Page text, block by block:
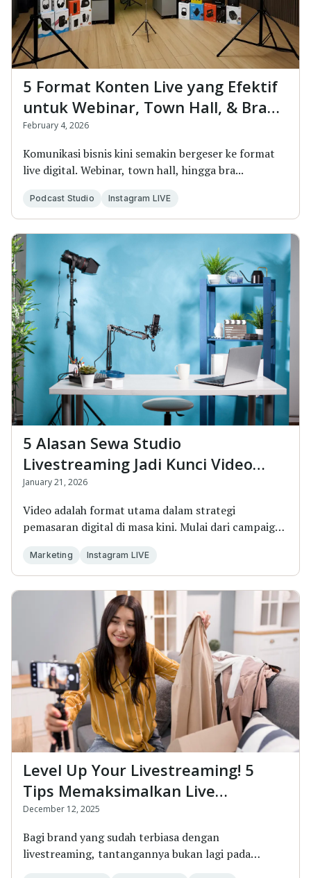
5 Format Konten Live yang Efektif
untuk Webinar, Town Hall, & Brand
Update Perusahaan
February 4, 2026
Komunikasi bisnis kini semakin bergeser ke format
live digital. Webinar, town hall, hingga bra...
Podcast Studio Instagram LIVE
5 Alasan Sewa Studio
Livestreaming Jadi Kunci Video
Marketing Brand yang Sukses
January 21, 2026
Video adalah format utama dalam strategi
pemasaran digital di masa kini. Mulai dari campaign
Marketing Instagram LIVE
Level Up Your Livestreaming! 5
Tips Memaksimalkan Live
Shopping untuk Hasil Lebih Tinggi
December 12, 2025
Bagi brand yang sudah terbiasa dengan
livestreaming, tantangannya bukan lagi pada